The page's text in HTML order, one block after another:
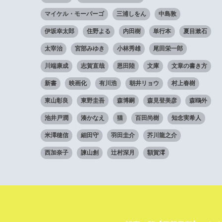
マイケル・モーパーゴ 三浦しをん 中島敦
伊坂幸太郎 住野よる 内田樹 単行本 夏目漱石
太宰治 宮部みゆき 小林秀雄 尾田栄一郎
川端康成 志賀直哉 恩田陸 文庫 文章の書き方
新書 映画化 有川浩 朝井リョウ 村上春樹
東山彰良 東野圭吾 森博嗣 森見登美彦 森鴎外
池井戸潤 湊かなえ 猫 百田尚樹 知念実希人
米澤穂信 細田守 羽田圭介 芥川龍之介
西加奈子 諫山創 辻村深月 額賀澪